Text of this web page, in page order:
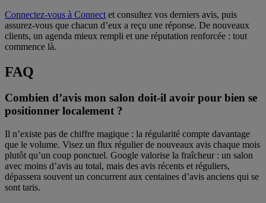
Connectez-vous à Connect et consultez vos derniers avis, puis
assurez-vous que chacun d’eux a reçu une réponse. De nouveaux
clients, un agenda mieux rempli et une réputation renforcée : tout
commence là.
FAQ
Combien d’avis mon salon doit-il avoir pour bien se
positionner localement ?
Il n’existe pas de chiffre magique : la régularité compte davantage
que le volume. Visez un flux régulier de nouveaux avis chaque mois
plutôt qu’un coup ponctuel. Google valorise la fraîcheur : un salon
avec moins d’avis au total, mais des avis récents et réguliers,
dépassera souvent un concurrent aux centaines d’avis anciens qui se
sont taris.